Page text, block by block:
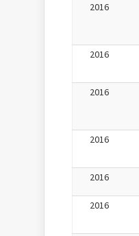
2016
2016
2016
2016
2016
2016